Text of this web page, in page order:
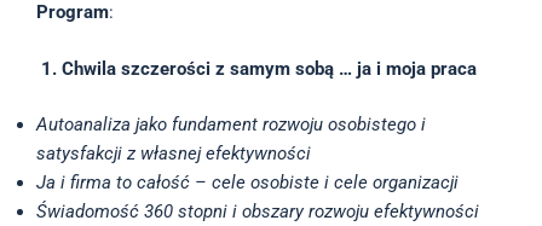
Program:
1. Chwila szczerości z samym sobą … ja i moja praca
Autoanaliza jako fundament rozwoju osobistego i
satysfakcji z własnej efektywności
Ja i firma to całość – cele osobiste i cele organizacji
Świadomość 360 stopni i obszary rozwoju efektywności